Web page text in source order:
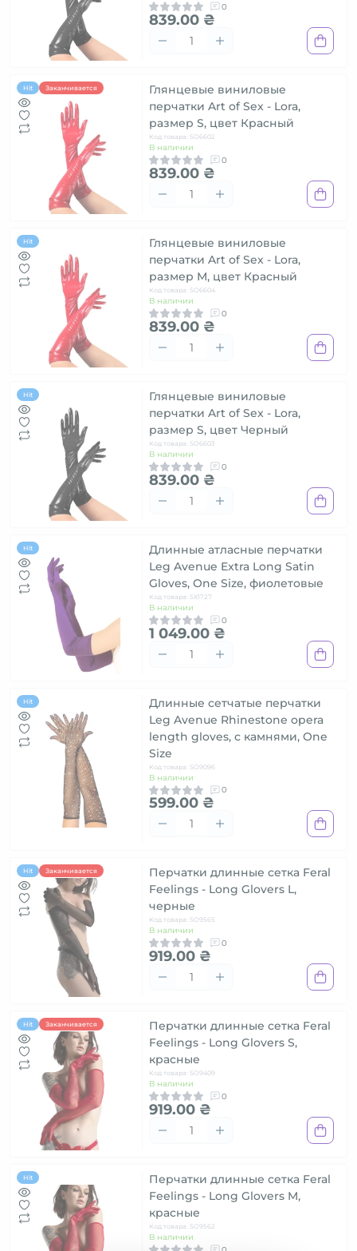
0
839.00 ₴
Hit Заканчивается
Глянцевые виниловые
перчатки Art of Sex - Lora,
размер S, цвет Красный
Код товара: SO6602
В наличии
0
839.00 ₴
Hit
Глянцевые виниловые
перчатки Art of Sex - Lora,
размер М, цвет Красный
Код товара: SO6604
В наличии
0
839.00 ₴
Hit
Глянцевые виниловые
перчатки Art of Sex - Lora,
размер S, цвет Черный
Код товара: SO6603
В наличии
0
839.00 ₴
Hit
Длинные атласные перчатки
Leg Avenue Extra Long Satin
Gloves, One Size, фиолетовые
Код товара: SX1727
В наличии
0
1 049.00 ₴
Hit
Длинные сетчатые перчатки
Leg Avenue Rhinestone opera
length gloves, с камнями, One
Size
Код товара: SO9096
В наличии
0
599.00 ₴
Hit Заканчивается
Перчатки длинные сетка Feral
Feelings - Long Glovers L,
черные
Код товара: SO9565
В наличии
0
919.00 ₴
Hit Заканчивается
Перчатки длинные сетка Feral
Feelings - Long Glovers S,
красные
Код товара: SO9409
В наличии
0
919.00 ₴
Hit
Перчатки длинные сетка Feral
Feelings - Long Glovers M,
красные
Код товара: SO9562
В наличии